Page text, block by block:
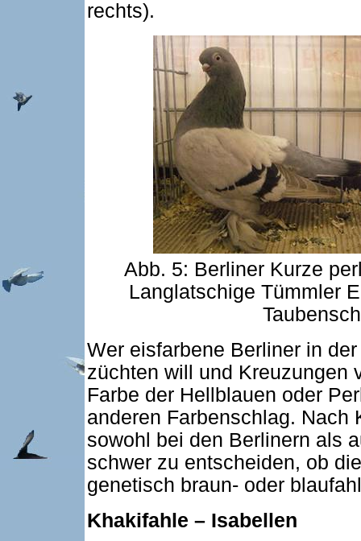
rechts).
Abb. 5: Berliner Kurze
Langlatschige Tümmler
Wer eisfarbene Berliner in
züchten will und Kreuzungen
Farbe der Hellblauen oder
anderen Farbenschlag. Nach
sowohl bei den Berlinern als
schwer zu entscheiden, ob
genetisch braun- oder
Khakifahle – Isabellen